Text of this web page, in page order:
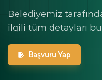
Belediyemiz
ilgili tüm detayları
edit_document Başvuru Yap